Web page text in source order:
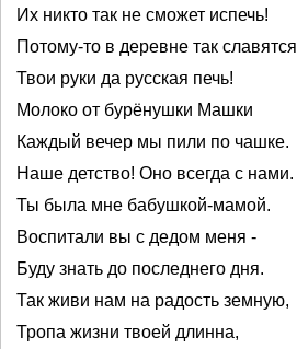
Их никто так не сможет испечь!
Потому-то в деревне так славятся
Твои руки да русская печь!
Молоко от бурёнушки Машки
Каждый вечер мы пили по чашке.
Наше детство! Оно всегда с нами.
Ты была мне бабушкой-мамой.
Воспитали вы с дедом меня -
Буду знать до последнего дня.
Так живи нам на радость земную,
Тропа жизни твоей длинна,